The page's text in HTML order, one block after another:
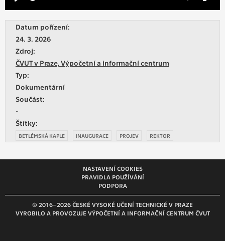
vždy aktivní.
ANALYTICKÉ
Slouží pro získávání anonymizovaných
statistických údajů, které nám pomáhají
vylepšovat naše aplikace. Zpravidla jde o
cookies systémů třetích stran, které k
těmto účelům využíváme.
MARKETINGOVÉ
správných nabídek a cílení obsahu podle
Vašich preferencí. Zpravidla jde o
cookies systémů třetích stran, které nám
s analýzou uživatelského chování
pomáhají.
Mute
Datum pořízení:
24. 3. 2026
Zdroj:
ČVUT v Praze, Výpočetní a informační centrum
Typ:
Dokumentární
Součást:
-
Štítky:
BETLÉMSKÁ KAPLE INAUGURACE PROJEV REKTOR
© 2016–2026 ČESKÉ VYSOKÉ UČENÍ TECHNICKÉ V PRAZE
VYROBILO A PROVOZUJE VÝPOČETNÍ A INFORMAČNÍ CENTRUM ČVUT
NASTAVENÍ COOKIES
PRAVIDLA POUŽÍVÁNÍ
PODPORA